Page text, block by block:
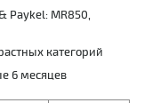
Paykel: MR850,
категорий
6 месяцев